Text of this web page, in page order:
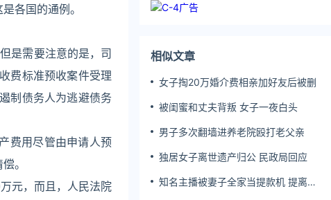
各国的通例。
是需要注意的是，司
费标准预收案件受理
制债务人为逃避债务
费用尽管由申请人预
。
元，而且，人民法院
相似文章
女子掏20万婚介费相亲加好友后被删
被闺蜜和丈夫背叛 女子一夜白头
男子多次翻墙进养老院殴打老父亲
独居女子离世遗产归公 民政局回应
知名主播被妻子全家当提款机 提离婚